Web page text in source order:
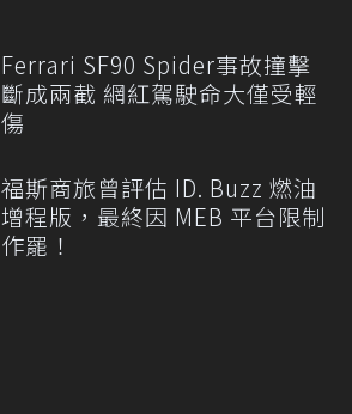
Ferrari SF90 Spider事故撞擊
斷成兩截 網紅駕駛命大僅受輕
傷
福斯商旅曾評估 ID. Buzz 燃油
增程版，最終因 MEB 平台限制
作罷！